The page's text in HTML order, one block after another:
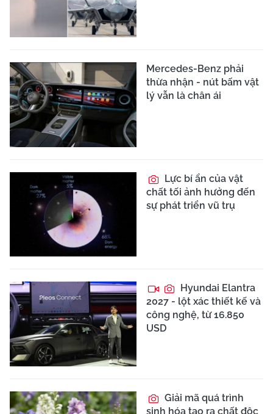
Mercedes-Benz phải
thừa nhận - nút bấm vật
lý vẫn là chân ái
Lực bí ẩn của vật
chất tối ảnh hưởng đến
sự phát triển vũ trụ
Hyundai Elantra
2027 - lột xác thiết kế và
công nghệ, từ 16.850
USD
Giải mã quá trình
sinh hóa tạo ra chất độc